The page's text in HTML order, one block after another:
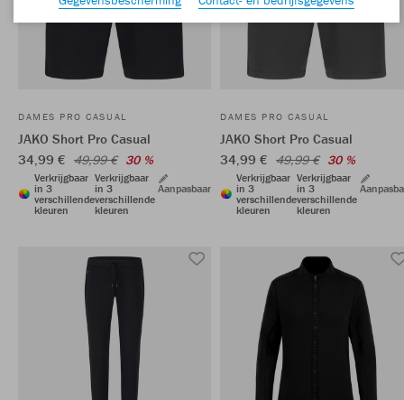
DAMES PRO CASUAL
JAKO Short Pro Casual
34,99 € 49,99 € 30 %
Verkrijgbaar
in 3
verschillende
kleuren
Verkrijgbaar
in 3
verschillende
kleuren
Aanpasbaar
DAMES PRO CASUAL
JAKO Short Pro Casual
34,99 € 49,99 € 30 %
Verkrijgbaar
in 3
verschillende
kleuren
Verkrijgbaar
in 3
verschillende
kleuren